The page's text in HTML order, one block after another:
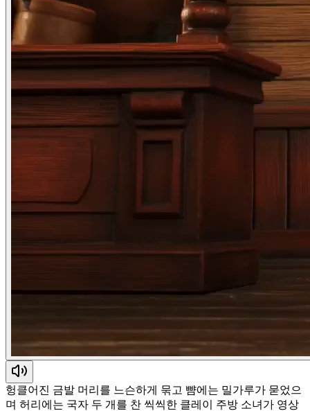
헝클어진 금발 머리를 느슨하게 묶고 뺨에는 밀가루가 묻었으
며 허리에는 국자 두 개를 찬 씩씩한 클레이 주방 소녀가 영상